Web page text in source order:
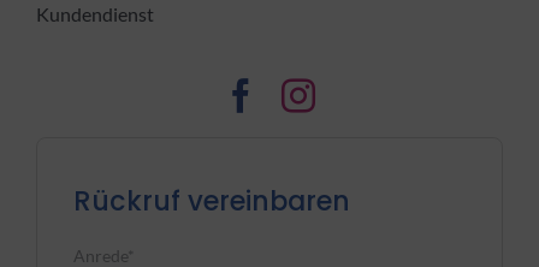
Kundendienst
Rückruf vereinbaren
Anrede*